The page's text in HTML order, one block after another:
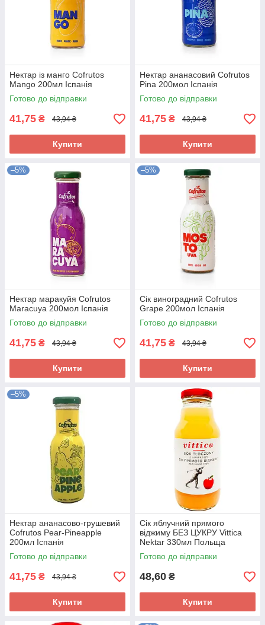
Нектар із манго Cofrutos
Mango 200мл Іспанія
Готово до відправки
41,75 ₴ 43,94 ₴
Купити
Нектар ананасовий Cofrutos
Pina 200мол Іспанія
Готово до відправки
41,75 ₴ 43,94 ₴
Купити
–5%
Нектар маракуйя Cofrutos
Maracuya 200мол Іспанія
Готово до відправки
41,75 ₴ 43,94 ₴
Купити
–5%
Сік виноградний Cofrutos
Grape 200мол Іспанія
Готово до відправки
41,75 ₴ 43,94 ₴
Купити
–5%
Нектар ананасово-грушевий
Cofrutos Pear-Pineapple
200мл Іспанія
Готово до відправки
41,75 ₴ 43,94 ₴
Купити
Сік яблучний прямого
віджиму БЕЗ ЦУКРУ Vittica
Nektar 330мл Польща
Готово до відправки
48,60 ₴
Купити